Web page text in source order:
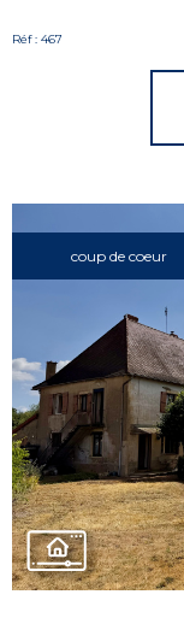
Réf : 467
coup de coeur